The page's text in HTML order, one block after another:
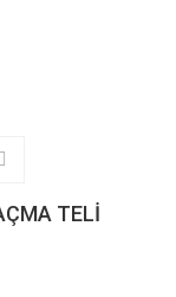
TELİ